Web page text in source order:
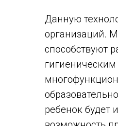
Данную
организаций.
способствуют
ребенок будет